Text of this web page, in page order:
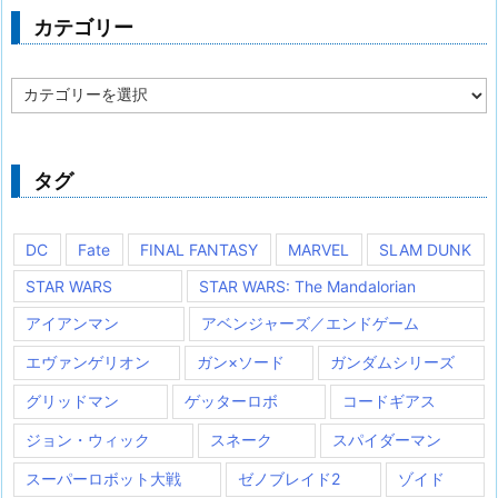
カテゴリー
テ
ー
タグ
DC Fate FINAL FANTASY MARVEL
SLAM DUNK
STAR WARS
STAR WARS: The Mandalorian
アイアンマン
アベンジャーズ／エンドゲーム
エヴァンゲリオン ガン×ソード ガンダムシリーズ
グリッドマン ゲッターロボ コードギアス
ジョン・ウィック スネーク スパイダーマン
スーパーロボット大戦 ゼノブレイド2 ゾイド